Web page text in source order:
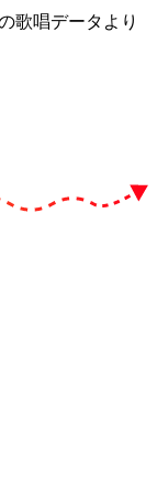
歌唱データより